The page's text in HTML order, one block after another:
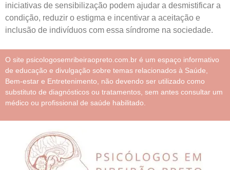
iniciativas de sensibilização podem ajudar a desmistificar a
condição, reduzir o estigma e incentivar a aceitação e
inclusão de indivíduos com essa síndrome na sociedade.
O site psicologosemribeiraopreto.com.br é um espaço informativo
de educação e divulgação sobre temas relacionados à Saúde,
Bem-estar e Entretenimento, não devendo ser utilizado como
substituto de diagnósticos ou tratamentos, sem antes consultar um
médico ou profissional de saúde habilitado.